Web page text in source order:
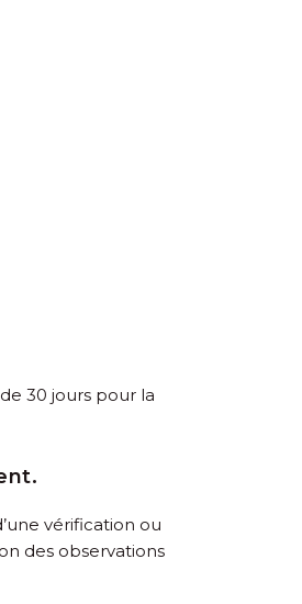
30 jours pour la
vérification ou
des observations